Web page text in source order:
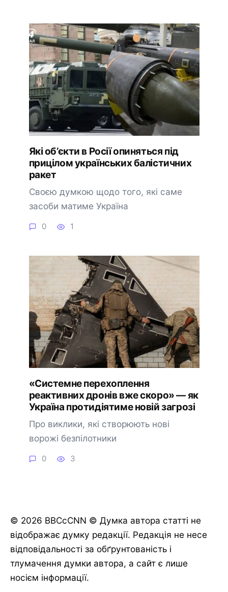
Які об’єкти в Росії опиняться під
прицілом українських балістичних
ракет
Своєю думкою щодо того, які саме
засоби матиме Україна
0 1
«Системне перехоплення
реактивних дронів вже скоро» — як
Україна протидіятиме новій загрозі
Про виклики, які створюють нові
ворожі безпілотники
0 3
© 2026 BBCcCNN © Думка автора статті не
відображає думку редакції. Редакція не несе
відповідальності за обґрунтованість і
тлумачення думки автора, а сайт є лише
носієм інформації.